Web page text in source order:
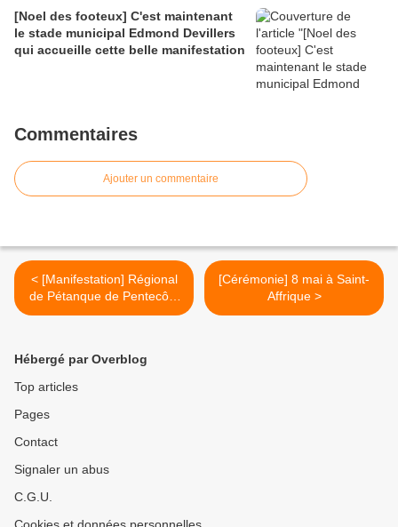
[Noel des footeux] C'est maintenant
le stade municipal Edmond Devillers
qui accueille cette belle manifestation
Commentaires
Ajouter un commentaire
< [Manifestation] Régional
de Pétanque de Pentecôte
à Saint-Affrique
[Cérémonie] 8 mai à Saint-
Affrique >
Hébergé par Overblog
Top articles
Pages
Contact
Signaler un abus
C.G.U.